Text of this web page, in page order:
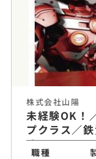
株式会社山陽
未経験OK！
プクラス／
め
職種